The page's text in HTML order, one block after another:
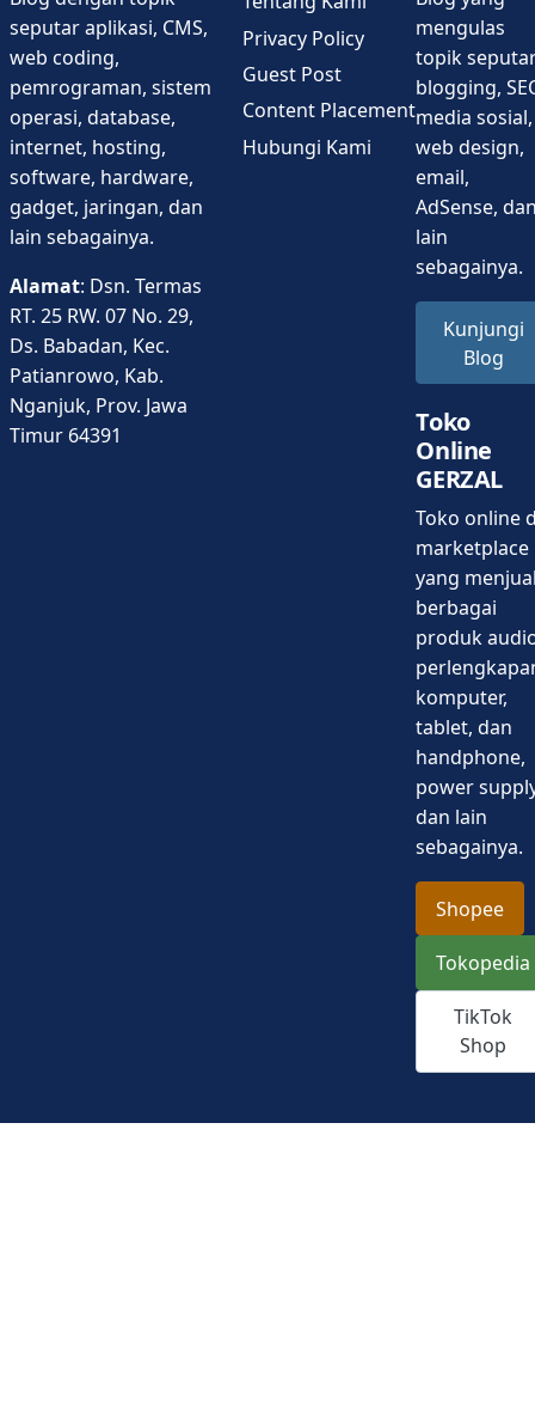
seputar aplikasi, CMS,
web coding,
pemrograman, sistem
operasi, database,
internet, hosting,
software, hardware,
gadget, jaringan, dan
lain sebagainya.
Alamat: Dsn. Termas
RT. 25 RW. 07 No. 29,
Ds. Babadan, Kec.
Patianrowo, Kab.
Nganjuk, Prov. Jawa
Timur 64391
Privacy Policy
Guest Post
Content Placement
Hubungi Kami
mengulas
topik
blogging,
media sosial,
web design,
email,
AdSense,
lain
sebagainya.
Kunjungi
Blog
Toko
Online
GERZAL
Toko online
marketplace
yang
berbagai
produk
komputer,
tablet, dan
handphone,
power
dan lain
sebagainya.
Shopee
Tokopedia
TikTok
Shop